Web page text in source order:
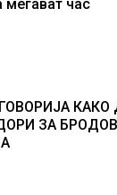
час
КАКО
ЗА